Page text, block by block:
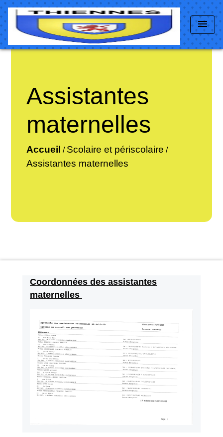
menu
Assistantes
maternelles
Accueil / Scolaire et périscolaire /
Assistantes maternelles
Coordonnées des assistantes
maternelles